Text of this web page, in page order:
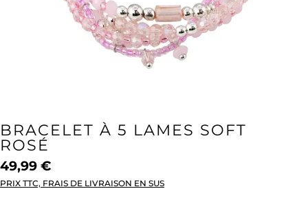
BRACELET À 5 LAMES SOFT
ROSÉ
49,99 €
PRIX TTC, FRAIS DE LIVRAISON EN SUS